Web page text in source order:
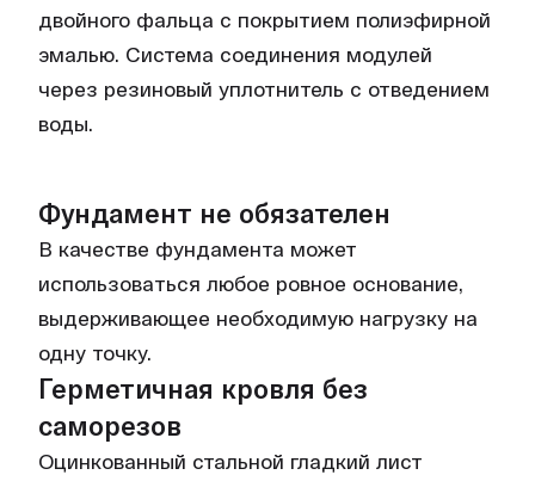
двойного фальца с покрытием полиэфирной
эмалью. Система соединения модулей
через резиновый уплотнитель с отведением
воды.
Фундамент не обязателен
В качестве фундамента может
использоваться любое ровное основание,
выдерживающее необходимую нагрузку на
одну точку.
Герметичная кровля без
саморезов
Оцинкованный стальной гладкий лист